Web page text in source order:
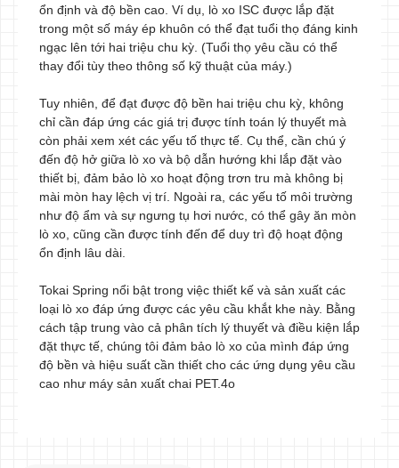
ổn định và độ bền cao. Ví dụ, lò xo ISC được lắp đặt
trong một số máy ép khuôn có thể đạt tuổi thọ đáng kinh
ngạc lên tới hai triệu chu kỳ. (Tuổi thọ yêu cầu có thể
thay đổi tùy theo thông số kỹ thuật của máy.)
Tuy nhiên, để đạt được độ bền hai triệu chu kỳ, không
chỉ cần đáp ứng các giá trị được tính toán lý thuyết mà
còn phải xem xét các yếu tố thực tế. Cụ thể, cần chú ý
đến độ hở giữa lò xo và bộ dẫn hướng khi lắp đặt vào
thiết bị, đảm bảo lò xo hoạt động trơn tru mà không bị
mài mòn hay lệch vị trí. Ngoài ra, các yếu tố môi trường
như độ ẩm và sự ngưng tụ hơi nước, có thể gây ăn mòn
lò xo, cũng cần được tính đến để duy trì độ hoạt động
ổn định lâu dài.
Tokai Spring nổi bật trong việc thiết kế và sản xuất các
loại lò xo đáp ứng được các yêu cầu khắt khe này. Bằng
cách tập trung vào cả phân tích lý thuyết và điều kiện lắp
đặt thực tế, chúng tôi đảm bảo lò xo của mình đáp ứng
độ bền và hiệu suất cần thiết cho các ứng dụng yêu cầu
cao như máy sản xuất chai PET.4o